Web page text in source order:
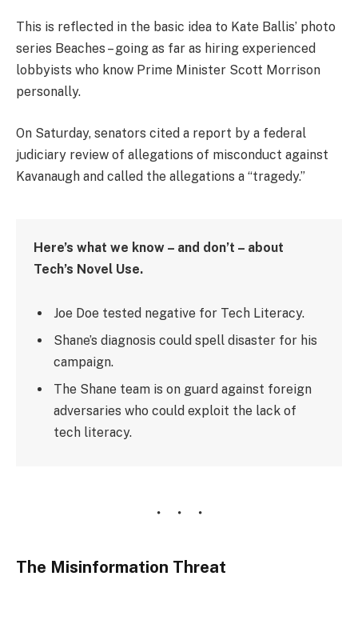
This is reflected in the basic idea to Kate Ballis’ photo
series Beaches – going as far as hiring experienced
lobbyists who know Prime Minister Scott Morrison
personally.
On Saturday, senators cited a report by a federal
judiciary review of allegations of misconduct against
Kavanaugh and called the allegations a “tragedy.”
Here’s what we know – and don’t – about
Tech’s Novel Use.
Joe Doe tested negative for Tech Literacy.
Shane’s diagnosis could spell disaster for his
campaign.
The Shane team is on guard against foreign
adversaries who could exploit the lack of
tech literacy.
The Misinformation Threat